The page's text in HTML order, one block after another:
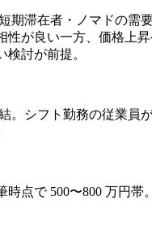
期滞在者・ノマドの需
性が良い一方、価格上
検討が前提。
。シフト勤務の従業員
時点で 500〜800 万円帯